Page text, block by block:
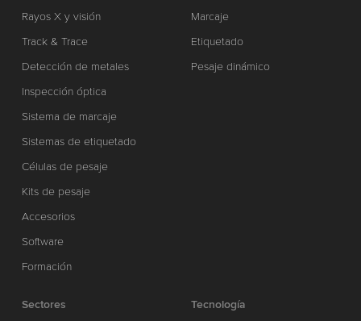
Rayos X y visión
Track & Trace
Detección de metales
Inspección óptica
Sistema de marcaje
Sistemas de etiquetado
Células de pesaje
Kits de pesaje
Accesorios
Software
Formación
Marcaje
Etiquetado
Pesaje dinámico
Sectores
Tecnología